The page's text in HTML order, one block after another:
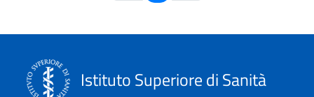
Istituto Superiore di Sanità